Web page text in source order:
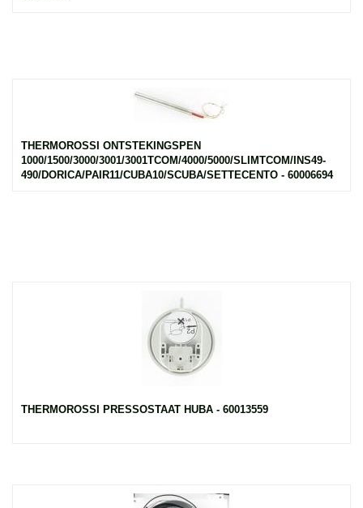
THERMOROSSI ONTSTEKINGSPEN
1000/1500/3000/3001/3001TCOM/4000/5000/SLIMTCOM/INS49-
490/DORICA/PAIR11/CUBA10/SCUBA/SETTECENTO - 60006694
THERMOROSSI PRESSOSTAAT HUBA - 60013559